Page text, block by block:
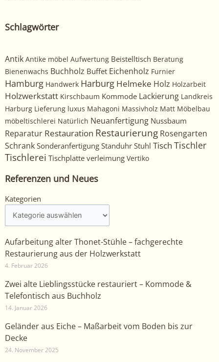
Schlagwörter
Antik Antike möbel Aufwertung Beistelltisch Beratung
Bienenwachs Buchholz Buffet Eichenholz Furnier
Hamburg Handwerk Harburg Helmeke Holz Holzarbeit
Holzwerkstatt Kirschbaum Kommode Lackierung Landkreis
Harburg Lieferung luxus Mahagoni Massivholz Matt Möbelbau
möbeltischlerei Natürlich Neuanfertigung Nussbaum
Reparatur Restauration Restaurierung Rosengarten
Schrank Sonderanfertigung Standuhr Stuhl Tisch Tischler
Tischlerei Tischplatte verleimung Vertiko
Referenzen und Neues
Kategorien
Kategorien
Aufarbeitung alter Thonet-Stühle – fachgerechte
Restaurierung aus der Holzwerkstatt
4. Februar 2026
Zwei alte Lieblingsstücke restauriert – Kommode &
Telefontisch aus Buchholz
14. Januar 2026
Geländer aus Eiche – Maßarbeit vom Boden bis zur
Decke
24. November 2025